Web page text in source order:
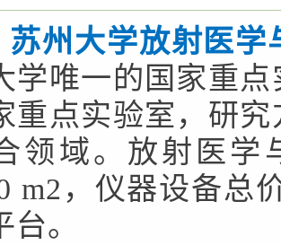
苏州大学放射医学
学唯一的国家重
重点实验室，研
领域。放射医学
m2，仪器设备总
。